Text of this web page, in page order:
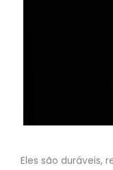
Eles são duráveis,